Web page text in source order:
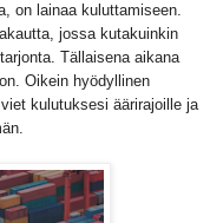
on lainaa kuluttamiseen.
jossa kutakuinkin
Tällaisena aikana
Oikein hyödyllinen
kulutuksesi äärirajoille ja